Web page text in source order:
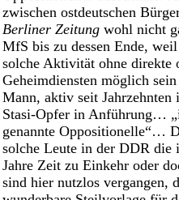
zwischen ostdeutschen
Berliner Zeitung wohl nicht
MfS bis zu dessen Ende,
solche Aktivität ohne direkte
Geheimdiensten möglich
Mann, aktiv seit
Stasi-Opfer in Anführung…
genannte Oppositionelle“…
solche Leute in der DDR die
Jahre Zeit zu Einkehr oder
sind hier nutzlos vergangen,